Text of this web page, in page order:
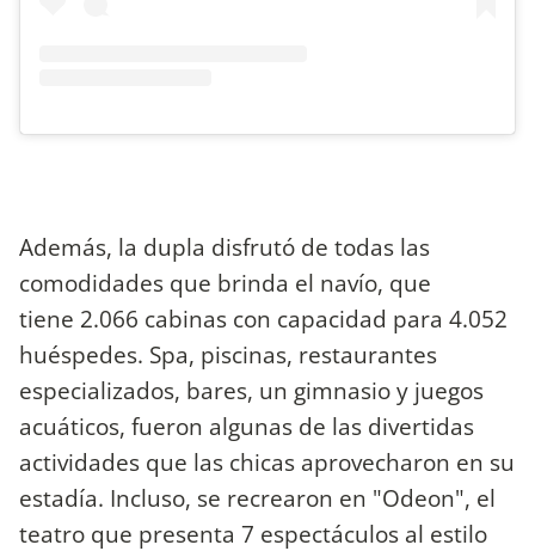
Además, la dupla disfrutó de todas las
comodidades que brinda el navío, que
tiene 2.066 cabinas con capacidad para 4.052
huéspedes. Spa, piscinas, restaurantes
especializados, bares, un gimnasio y juegos
acuáticos, fueron algunas de las divertidas
actividades que las chicas aprovecharon en su
estadía. Incluso, se recrearon en "Odeon", el
teatro que presenta 7 espectáculos al estilo